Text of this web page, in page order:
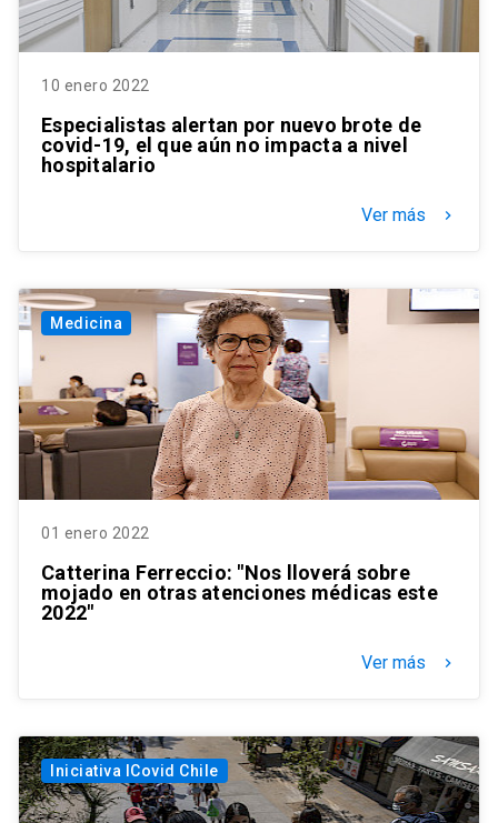
10 enero 2022
Especialistas alertan por nuevo brote de
covid-19, el que aún no impacta a nivel
hospitalario
Ver más keyboard_arrow_right
Medicina
01 enero 2022
Catterina Ferreccio: "Nos lloverá sobre
mojado en otras atenciones médicas este
2022"
Ver más keyboard_arrow_right
Iniciativa ICovid Chile